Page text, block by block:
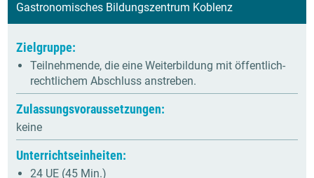
Gastronomisches Bildungszentrum Koblenz
Zielgruppe:
Teilnehmende, die eine Weiterbildung mit öffentlich-
rechtlichem Abschluss anstreben.
Zulassungsvoraussetzungen:
keine
Unterrichtseinheiten:
24 UE (45 Min.)